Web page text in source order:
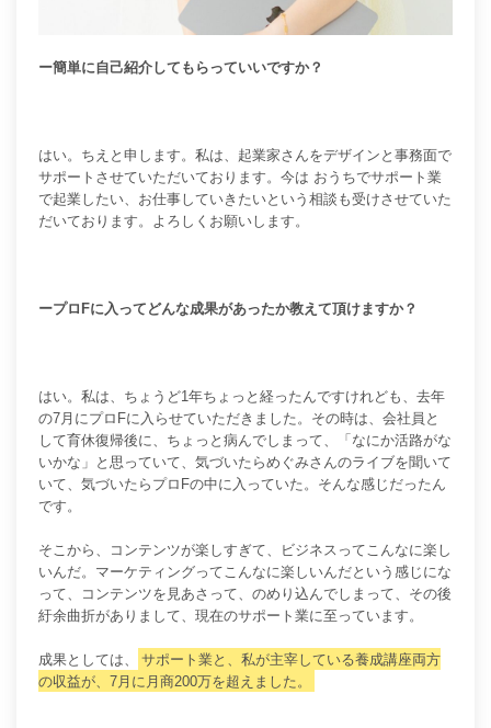
ー簡単に自己紹介してもらっていいですか？
はい。ちえと申します。私は、起業家さんをデザインと事務面で
サポートさせていただいております。今は おうちでサポート業
で起業したい、お仕事していきたいという相談も受けさせていた
だいております。よろしくお願いします。
ープロFに入ってどんな成果があったか教えて頂けますか？
はい。私は、ちょうど1年ちょっと経ったんですけれども、去年
の7月にプロFに入らせていただきました。その時は、会社員と
して育休復帰後に、ちょっと病んでしまって、「なにか活路がな
いかな」と思っていて、気づいたらめぐみさんのライブを聞いて
いて、気づいたらプロFの中に入っていた。そんな感じだったん
です。
そこから、コンテンツが楽しすぎて、ビジネスってこんなに楽し
いんだ。マーケティングってこんなに楽しいんだという感じにな
って、コンテンツを見あさって、のめり込んでしまって、その後
紆余曲折がありまして、現在のサポート業に至っています。
成果としては、
サポート業と、私が主宰している養成講座両方
の収益が、7月に月商200万を超えました。